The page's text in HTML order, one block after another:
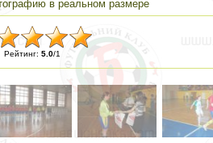
в реальном размере
Рейтинг: 5.0/1